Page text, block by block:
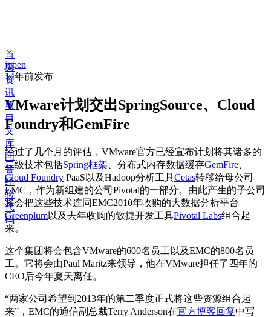
首
页
资
讯
项
目
文
库
问
答
经
验
代
码
jopen
14年前发布
VMware计划交出SpringSource、Cloud
Foundry和GemFire
经过了几个月的评估，VMware官方已经宣布计划将其诸多的
二级技术包括Spring框架 、分布式内存数据缓存GemFire
Cloud Foundry PaaS以及Hadoop分析工具Cetas转移给母公司
EMC，作为新组建的公司Pivotal的一部分。由此产生的子公司
将会把这些技术连同EMC2010年收购的大数据分析平台
Greenplum以及去年收购的敏捷开发工具Pivotal Labs组合起
来。
这个集团将会包含VMware的600名员工以及EMC的800名员
工。它将会由Paul Maritz来领导，他在VMware担任了四年的
CEO后今年夏天离任。
“两家公司希望到2013年的第二季度正式将这些资源组合起
来”，EMC的通信副总裁Terry Anderson在官方博客回复中写